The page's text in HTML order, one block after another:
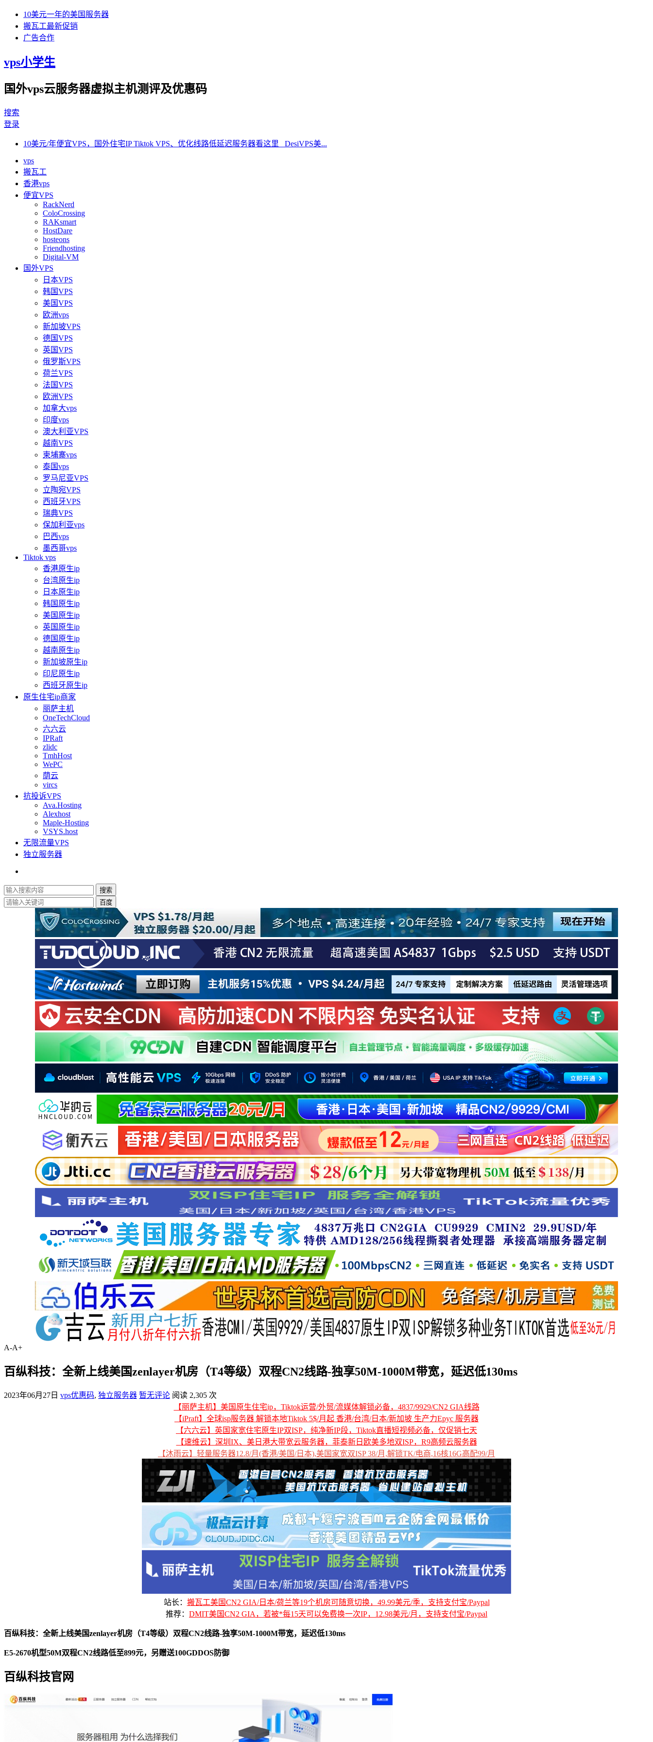
10美元一年的美国服务器
搬瓦工最新促销
广告合作
vps小学生
国外vps云服务器虚拟主机测评及优惠码
搜索
登录
10美元/年便宜VPS，国外住宅IP Tiktok VPS、优化线路低延迟服务器看这里 DesiVPS美...
vps
搬瓦工
香港vps
便宜VPS
RackNerd
ColoCrossing
RAKsmart
HostDare
hosteons
Friendhosting
Digital-VM
国外VPS
日本VPS
韩国VPS
美国VPS
欧洲vps
新加坡VPS
德国VPS
英国VPS
俄罗斯VPS
荷兰VPS
法国VPS
欧洲VPS
加拿大vps
印度vps
澳大利亚VPS
越南VPS
柬埔寨vps
泰国vps
罗马尼亚VPS
立陶宛VPS
西班牙VPS
瑞典VPS
保加利亚vps
巴西vps
墨西哥vps
Tiktok vps
香港原生ip
台湾原生ip
日本原生ip
韩国原生ip
美国原生ip
英国原生ip
德国原生ip
越南原生ip
新加坡原生ip
印尼原生ip
西班牙原生ip
原生住宅ip商家
丽萨主机
OneTechCloud
六六云
IPRaft
zlidc
TmhHost
WePC
荫云
vircs
抗投诉VPS
Ava.Hosting
Alexhost
Maple-Hosting
VSYS.host
无限流量VPS
独立服务器
A-A+
百纵科技：全新上线美国zenlayer机房（T4等级）双程CN2线路-独享50M-1000M带宽，延迟低130ms
2023年06月27日 vps优惠码, 独立服务器 暂无评论 阅读 2,305 次
【丽萨主机】美国原生住宅ip，Tiktok运营/外贸/流媒体解锁必备，4837/9929/CN2 GIA线路
【iPraft】全球isp服务器 解锁本地Tiktok 5$/月起 香港/台湾/日本/新加坡 生产力Epyc 服务器
【六六云】英国家宽住宅原生IP双ISP，纯净新IP段，Tiktok直播短视频必备，仅促销七天
【速维云】深圳IX、美日港大带宽云服务器，菲泰新日欧美多地双ISP，R9高频云服务器
【沐雨云】轻量服务器12.8/月(香港/美国/日本),美国家宽双ISP 38/月,解锁TK/电商,16核16G高配99/月
站长： 搬瓦工美国CN2 GIA/日本/荷兰等19个机房可随意切换，49.99美元/季，支持支付宝/Paypal
推荐： DMIT美国CN2 GIA，若被*每15天可以免费换一次IP，12.98美元/月，支持支付宝/Paypal
百纵科技：全新上线美国zenlayer机房（T4等级）双程CN2线路-独享50M-1000M带宽，延迟低130ms
E5-2670机型50M双程CN2线路低至899元，另赠送100GDDOS防御
百纵科技官网